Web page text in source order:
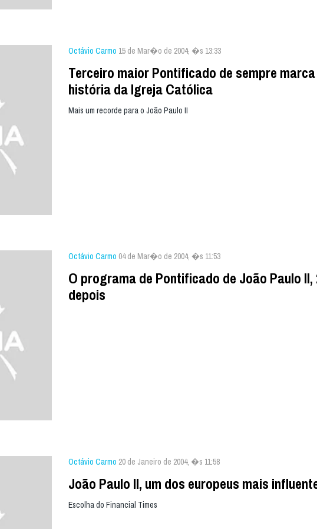
Octávio Carmo 15 de Mar�o de 2004, �s 13:33
Terceiro maior Pontificado de sempre
história da Igreja Católica
Mais um recorde para o João Paulo II
Octávio Carmo 04 de Mar�o de 2004, �s 11:53
O programa de Pontificado de João Paulo II,
depois
Octávio Carmo 20 de Janeiro de 2004, �s 11:58
João Paulo II, um dos europeus mais
Escolha do Financial Times